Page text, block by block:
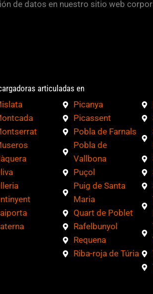
de datos en nuestro sitio web
articuladas en
Picanya
Picassent
Pobla de Farnals
Pobla de
Vallbona
Puçol
Puig de Santa
Maria
Quart de Poblet
Rafelbunyol
Requena
Riba-roja de Túria